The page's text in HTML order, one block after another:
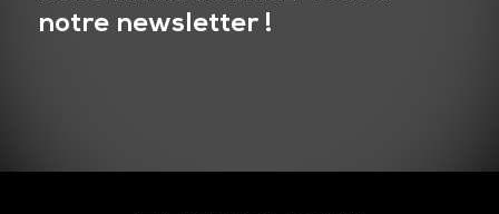
notre newsletter !